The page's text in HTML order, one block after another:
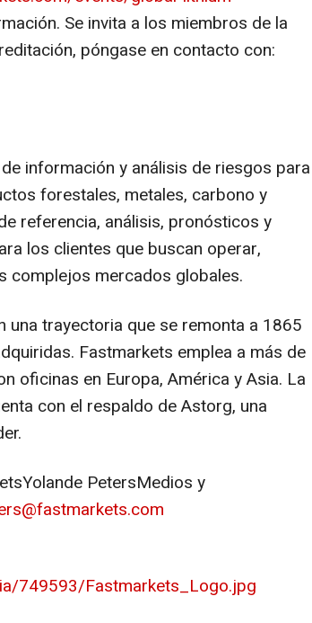
Se invita a los miembros de la
póngase en contacto con:
información y análisis de riesgos para
forestales, metales, carbono y
referencia, análisis, pronósticos y
los clientes que buscan operar,
complejos mercados globales.
trayectoria que se remonta a 1865
Fastmarkets emplea a más de
oficinas en Europa, América y Asia. La
con el respaldo de Astorg, una
PetersMedios y
749593/Fastmarkets_Logo.jpg